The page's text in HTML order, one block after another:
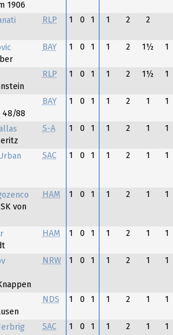
1906
RLP 1 0 1 1 2 2
BAY 1 0 1 1 2 1½ 1
RLP 1 0 1 1 2 1½ 1
48/88
BAY 1 0 1 1 2 1 1
S-A 1 0 1 1 2 1 1
SAC 1 0 1 1 2 1 1
von
HAM 1 0 1 1 2 1 1
HAM 1 0 1 1 2 1 1
NRW 1 0 1 1 2 1 1
NDS 1 0 1 1 2 1 1
SAC 1 0 1 1 2 1 1